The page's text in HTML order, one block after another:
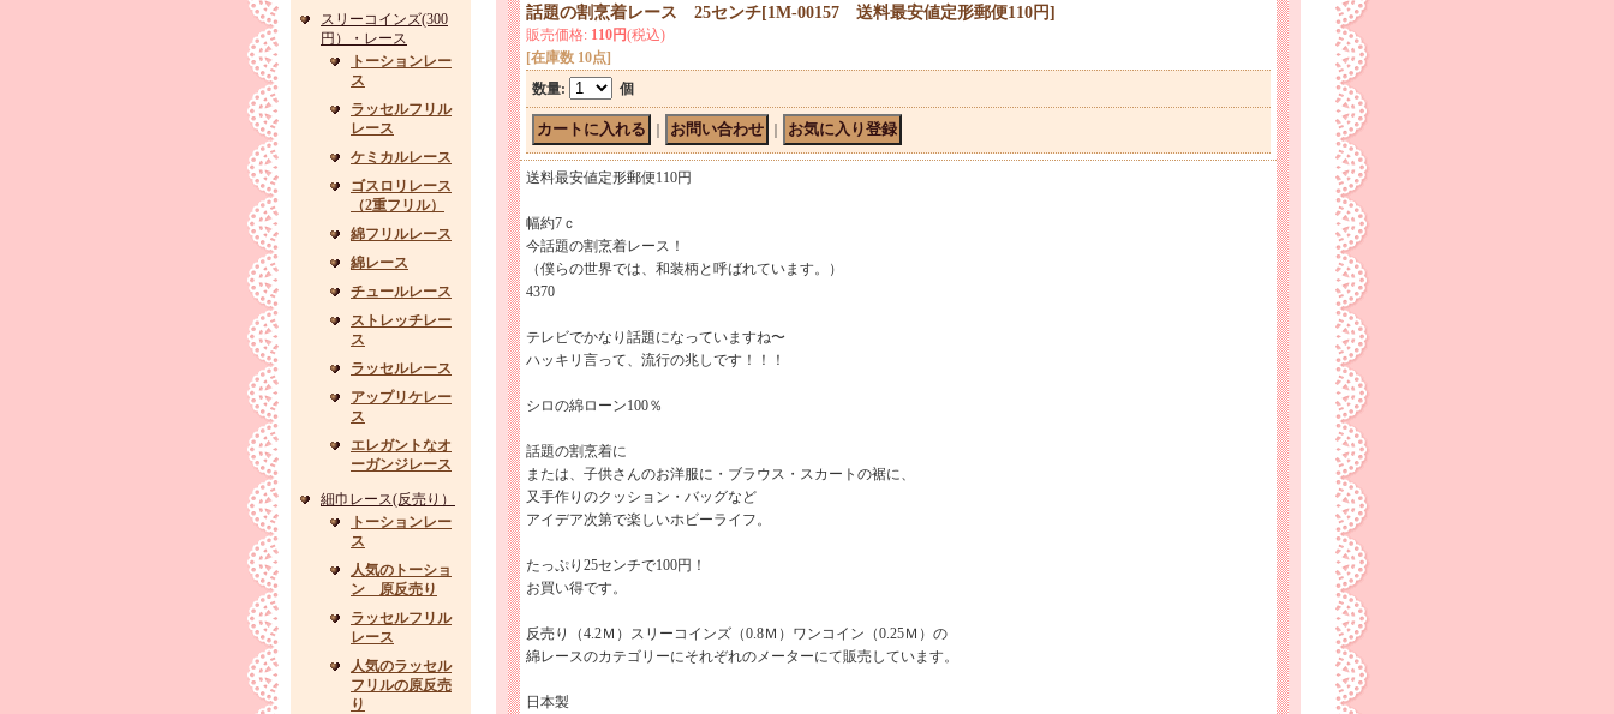
スリーコインズ(300
円）・レース
トーションレー
ス
ラッセルフリル
レース
ケミカルレース
ゴスロリレース
（2重フリル）
綿フリルレース
綿レース
チュールレース
ストレッチレー
ス
ラッセルレース
アップリケレー
ス
エレガントなオ
ーガンジレース
細巾レース(反売り）
トーションレー
ス
人気のトーショ
ン 原反売り
ラッセルフリル
レース
人気のラッセル
フリルの原反売
り
話題の割烹着レース 25センチ[1M-00157 送料最安値定形郵便110円]
販売価格: 110円(税込)
[在庫数 10点]
数量: 個
送料最安値定形郵便110円
幅約7ｃ
今話題の割烹着レース！
（僕らの世界では、和装柄と呼ばれています。）
4370
テレビでかなり話題になっていますね〜
ハッキリ言って、流行の兆しです！！！
シロの綿ローン100％
話題の割烹着に
または、子供さんのお洋服に・ブラウス・スカートの裾に、
又手作りのクッション・バッグなど
アイデア次第で楽しいホビーライフ。
たっぷり25センチで100円！
お買い得です。
反売り（4.2Ｍ）スリーコインズ（0.8Ｍ）ワンコイン（0.25Ｍ）の
綿レースのカテゴリーにそれぞれのメーターにて販売しています。
日本製